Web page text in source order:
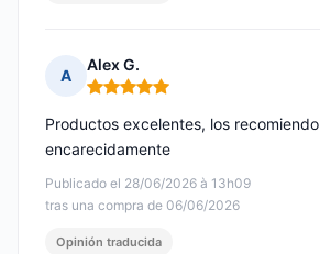
A
Alex G.
Nota: 5 de 5
Publicado el 28/06/2026 à 13h09
tras una compra de 06/06/2026
Productos excelentes, los recomiendo
encarecidamente
Opinión traducida